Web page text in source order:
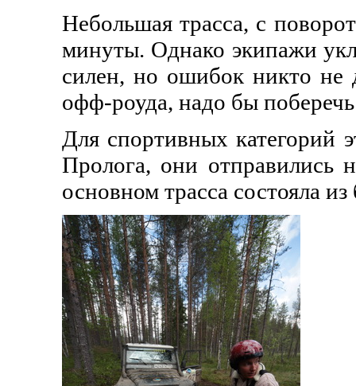
Небольшая трасса, с
минуты. Однако экипажи
силен, но ошибок никто
офф-роуда, надо бы
Для спортивных категорий
Пролога, они отправились
основном трасса состояла